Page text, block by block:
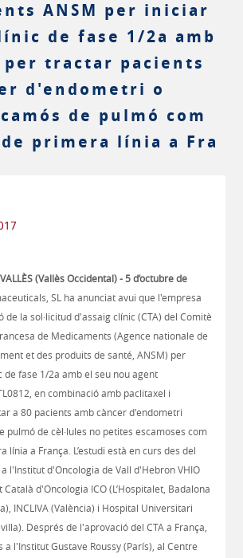
ANSM per iniciar
de fase 1/2a amb
per tractar pacients
d'endometri o
de pulmó com
primera línia a Fra
(Vallès Occidental) - 5 d’octubre de
SL ha anunciat avui que l'empresa
la sol·licitud d'assaig clínic (CTA) del Comitè
de Medicaments (Agence nationale de
et des produits de santé, ANSM) per
de fase 1/2a amb el seu nou agent
en combinació amb paclitaxel i
a 80 pacients amb càncer d'endometri
pulmó de cèl·lules no petites escamoses com
línia a França. L’estudi està en curs des del
l'Institut d'Oncologia de Vall d'Hebron VHIO
d'Oncologia ICO (L’Hospitalet, Badalona
INCLIVA (València) i Hospital Universitari
Després de l'aprovació del CTA a França,
a l'Institut Gustave Roussy (París), al Centre